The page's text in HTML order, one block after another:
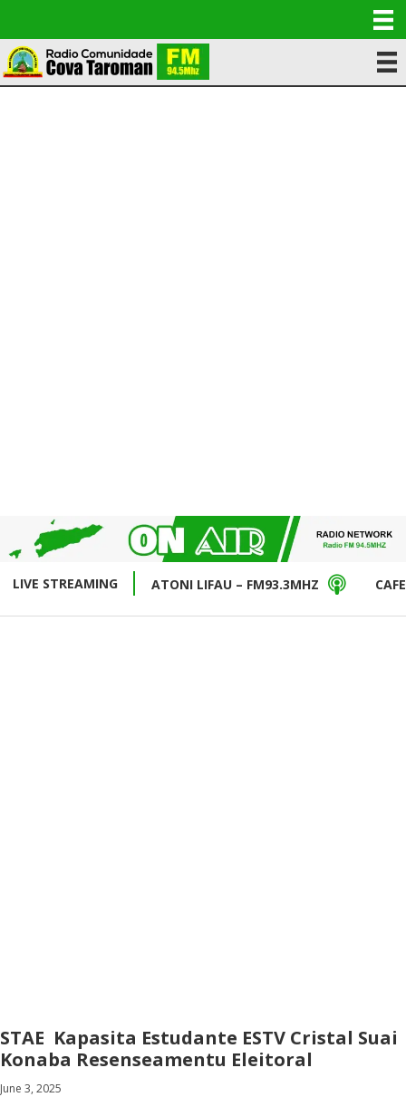
LIVE STREAMING ATONI LIFAU – FM93.3MHZ
STAE Kapasita Estudante ESTV Cristal Suai
Konaba Resenseamentu Eleitoral
June 3, 2025